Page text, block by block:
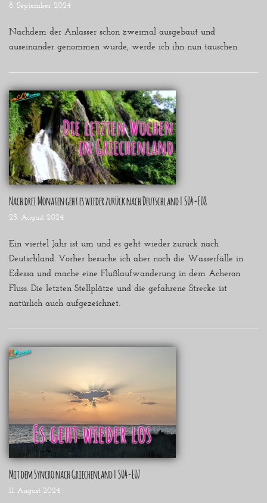
8. September 2024
Nachdem der Anlasser schon zweimal ausgebaut und
auseinander genommen wurde, werde ich ihn nun tauschen.
Nach drei Monaten geht es wieder zurück nach Deutschland | S04-E08
25. August 2024
Ein viertel Jahr ist um und es geht wieder zurück nach
Deutschland. Vorher besuche ich aber noch die Wasserfälle in
Edessa und mache eine Flußlaufwanderung in dem Acheron
Fluss. Die letzten Stellplätze und die gefahrene Strecke ist
natürlich auch aufgezeichnet.
Mit dem Syncro nach Griechenland | S04-E07
11. August 2024